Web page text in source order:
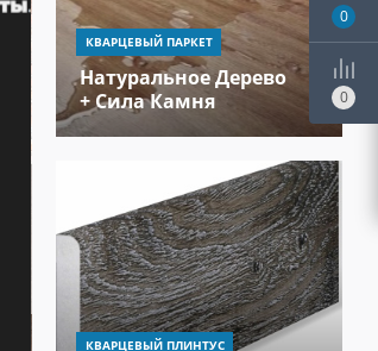
Fargo
ламинат №1
Победитель
MosBuild
Дизайны: камень,
Узнать подробнее
КВАРЦЕВЫЙ ПАРКЕТ
Натуральное Дерево
+ Сила Камня
КВАРЦЕВЫЙ ПЛИНТУС
0
0